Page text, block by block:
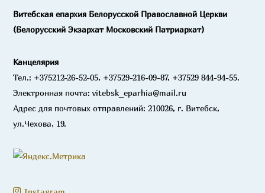
Витебская епархия Белорусской Православной Церкви
(Белорусский Экзархат Московский Патриархат)
Канцелярия
Тел.: +375212-26-52-05, +37529-216-09-87, +37529 844-94-55.
Электронная почта: vitebsk_eparhia@mail.ru
Адрес для почтовых отправлений: 210026, г. Витебск,
ул.Чехова, 19.